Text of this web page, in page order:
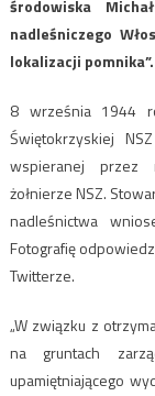
środowiska
nadleśniczego
lokalizacji pomnika”.
8 września 1944
Świętokrzyskiej
wspieranej przez
żołnierze NSZ.
nadleśnictwa
Fotografię
Twitterze.
„W związku z
na gruntach
upamiętniającego